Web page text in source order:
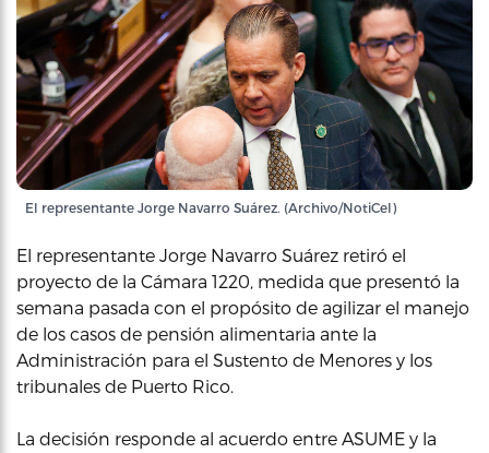
El representante Jorge Navarro Suárez. (Archivo/NotiCel)
El representante Jorge Navarro Suárez retiró el
proyecto de la Cámara 1220, medida que presentó la
semana pasada con el propósito de agilizar el manejo
de los casos de pensión alimentaria ante la
Administración para el Sustento de Menores y los
tribunales de Puerto Rico.
La decisión responde al acuerdo entre ASUME y la